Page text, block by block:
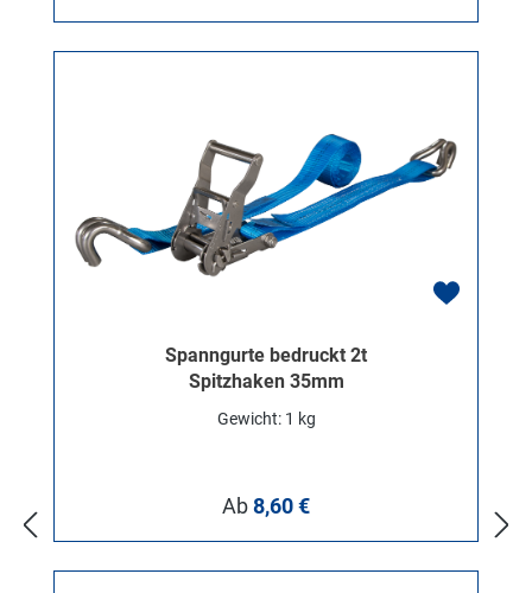
Spanngurte bedruckt 2t
Spitzhaken 35mm
Gewicht: 1 kg
Regulärer Preis:
Ab8,60 €